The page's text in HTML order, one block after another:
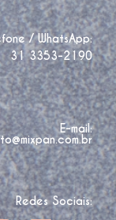
/ WhatsApp:
31 3353-2190
E-mail:
Redes Sociais: